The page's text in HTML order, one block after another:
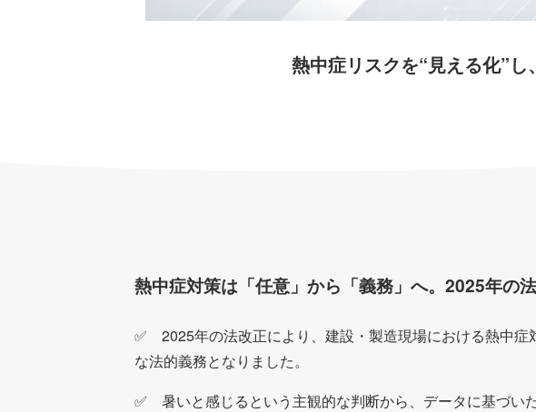
熱中症リスクを“見える化”
熱中症対策は「任意」から「義務」へ。2025年の法
✅ 2025年の法改正により、建設・製造現場における熱中症
な法的義務となりました。
✅ 暑いと感じるという主観的な判断から、データに基づい